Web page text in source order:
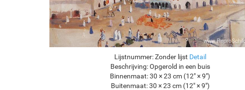
Lijstnummer: Zonder lijst Detail
Beschrijving: Opgerold in een buis
Binnenmaat: 30 × 23 cm (12" × 9")
Buitenmaat: 30 × 23 cm (12" × 9")